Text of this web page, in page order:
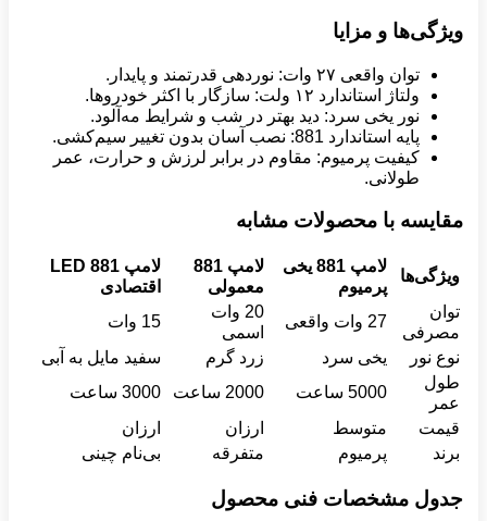
ویژگی‌ها و مزایا
توان واقعی ۲۷ وات: نوردهی قدرتمند و پایدار.
ولتاژ استاندارد ۱۲ ولت: سازگار با اکثر خودروها.
نور یخی سرد: دید بهتر در شب و شرایط مه‌آلود.
پایه استاندارد 881: نصب آسان بدون تغییر سیم‌کشی.
کیفیت پرمیوم: مقاوم در برابر لرزش و حرارت، عمر
طولانی.
مقایسه با محصولات مشابه
ویژگی‌ها
لامپ 881 یخی
پرمیوم
لامپ 881
معمولی
لامپ 881
اقتصادی
توان
مصرفی
27 وات واقعی
20 وات
اسمی
15 وات
نوع نور
یخی سرد زرد گرم
سفید مایل به آبی
طول
عمر
5000 ساعت 2000 ساعت
3000 ساعت
قیمت
متوسط ارزان
ارزان
برند
پرمیوم متفرقه بی‌نام چینی
جدول مشخصات فنی محصول